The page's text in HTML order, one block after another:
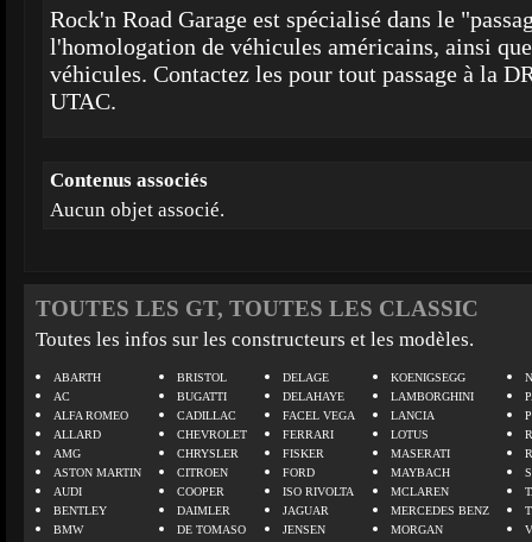
Rock'n Road Garage est spécialisé dans le
l'homologation de véhicules américains, ainsi
véhicules. Contactez les pour tout passage à la
UTAC.
Contenus associés
Aucun objet associé.
TOUTES LES GT, TOUTES LES CLASSIC
Toutes les infos sur les constructeurs et les modèles.
ABARTH
AC
ALFA ROMEO
ALLARD
AMG
ASTON MARTIN
AUDI
BENTLEY
BMW
BRISTOL
BUGATTI
CADILLAC
CHEVROLET
CHRYSLER
CITROEN
COOPER
DAIMLER
DE TOMASO
DELAGE
DELAHAYE
FACEL VEGA
FERRARI
FISKER
FORD
ISO RIVOLTA
JAGUAR
JENSEN
KOENIGSEGG
LAMBORGHINI
LANCIA
LOTUS
MASERATI
MAYBACH
MCLAREN
MERCEDES BENZ
MORGAN